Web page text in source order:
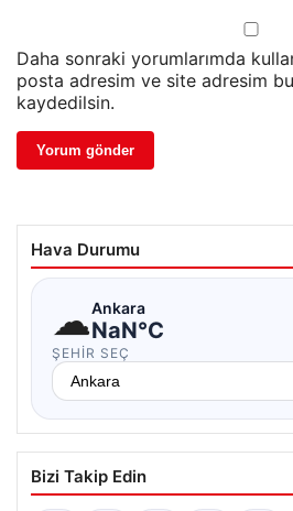
Daha sonraki yorumlarımda
posta adresim ve site adresim bu
kaydedilsin.
Hava Durumu
☁Ankara
NaN°C
ŞEHIR SEÇ
Bizi Takip Edin